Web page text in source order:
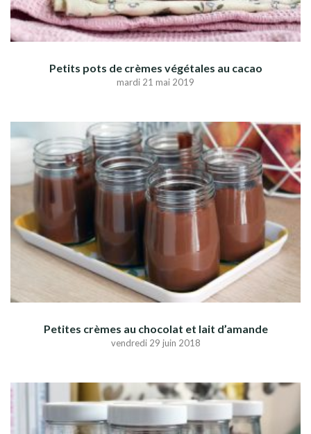
Petits pots de crèmes végétales au cacao
mardi 21 mai 2019
Petites crèmes au chocolat et lait d’amande
vendredi 29 juin 2018